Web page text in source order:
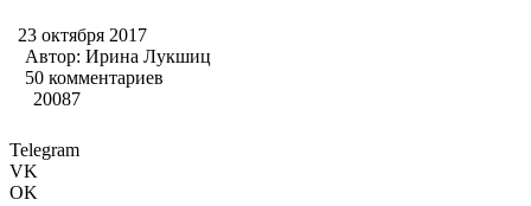
23 октября 2017
Автор: Ирина Лукшиц
50 комментариев
20087
Telegram
VK
OK